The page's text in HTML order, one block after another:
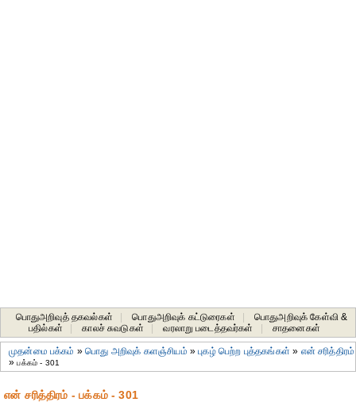
பொதுஅறிவுத் தகவல்கள் பொதுஅறிவுக் கட்டுரைகள்
பொதுஅறிவுக் கேள்வி &
பதில்கள்
காலச் சுவடுகள் வரலாறு படைத்தவர்கள் சாதனைகள்‎
முதன்மை பக்கம் »பொது அறிவுக் களஞ்சியம் »புகழ் பெற்ற புத்தகங்கள் » என் சரித்திரம்
»பக்கம் - 301
என் சரித்திரம் - பக்கம் - 301